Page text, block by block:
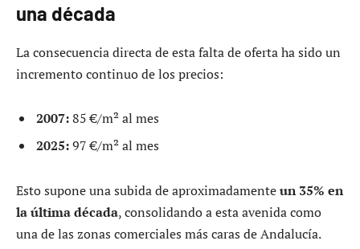
una década
La consecuencia directa de esta falta de oferta ha sido un
incremento continuo de los precios:
2007:85 €/m² al mes
2025:97 €/m² al mes
Esto supone una subida de aproximadamenteun 35% en
la última década, consolidando a esta avenida como
una de las zonas comerciales más caras de Andalucía.